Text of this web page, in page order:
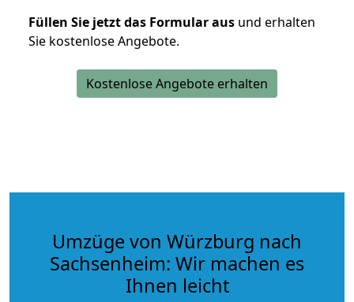
Füllen Sie jetzt das Formular aus und erhalten
Sie kostenlose Angebote.
Kostenlose Angebote erhalten
Umzüge von Würzburg nach
Sachsenheim: Wir machen es
Ihnen leicht